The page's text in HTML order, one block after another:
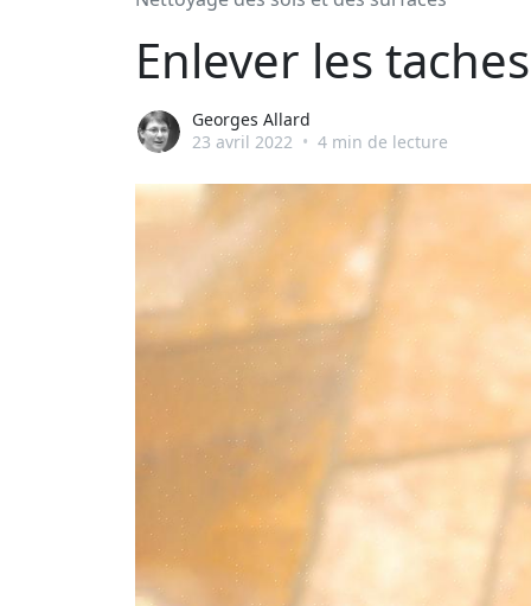
Enlever les
Georges Allard
23 avril 2022 • 4 min de lecture